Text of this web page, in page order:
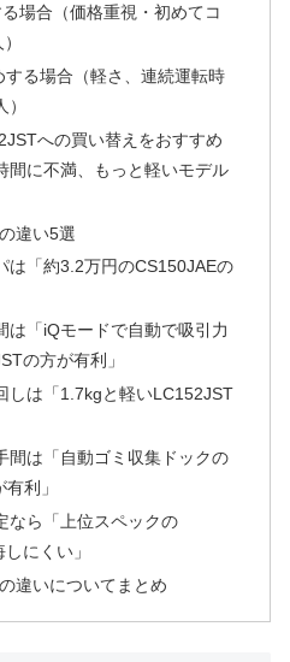
場合（価格重視・初めてコ
る場合（軽さ、連続運転時
への買い替えをおすすめ
間に不満、もっと軽いモデル
違い5選
「約3.2万円のCS150JAEの
「iQモードで自動で吸引力
の方が有利」
は「1.7kgと軽いLC152JST
は「自動ゴミ収集ドックの
利」
ら「上位スペックの
にくい」
違いについてまとめ